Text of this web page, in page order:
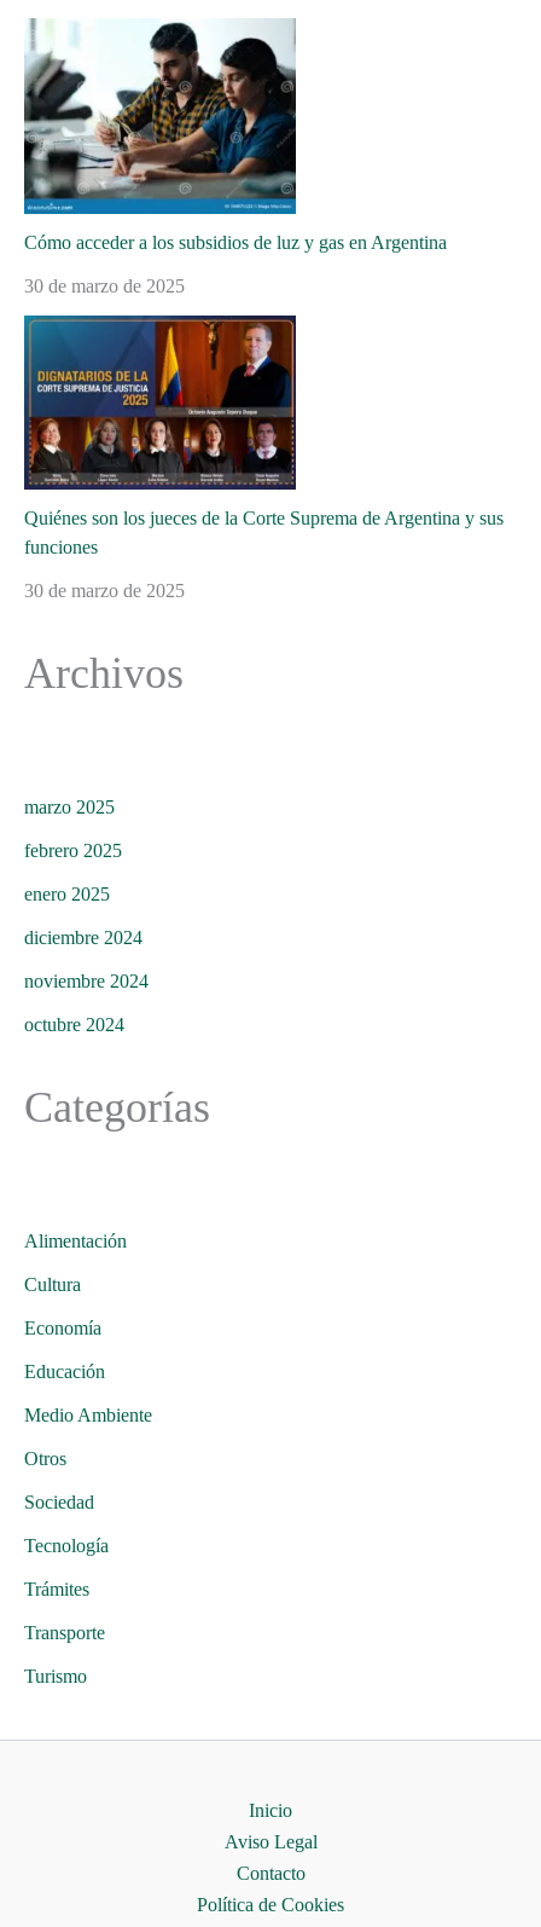
Cómo acceder a los subsidios de luz y gas en Argentina
30 de marzo de 2025
Quiénes son los jueces de la Corte Suprema de Argentina y sus
funciones
30 de marzo de 2025
Archivos
marzo 2025
febrero 2025
enero 2025
diciembre 2024
noviembre 2024
octubre 2024
Categorías
Alimentación
Cultura
Economía
Educación
Medio Ambiente
Otros
Sociedad
Tecnología
Trámites
Transporte
Turismo
Inicio
Aviso Legal
Contacto
Política de Cookies